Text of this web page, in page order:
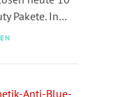
Pakete. In…